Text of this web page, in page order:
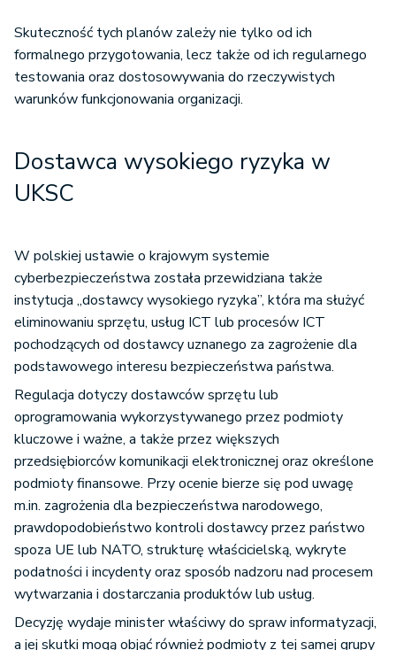
Skuteczność tych planów zależy nie tylko od ich
formalnego przygotowania, lecz także od ich regularnego
testowania oraz dostosowywania do rzeczywistych
warunków funkcjonowania organizacji.
Dostawca wysokiego ryzyka w
UKSC
W polskiej ustawie o krajowym systemie
cyberbezpieczeństwa została przewidziana także
instytucja „dostawcy wysokiego ryzyka”, która ma służyć
eliminowaniu sprzętu, usług ICT lub procesów ICT
pochodzących od dostawcy uznanego za zagrożenie dla
podstawowego interesu bezpieczeństwa państwa.
Regulacja dotyczy dostawców sprzętu lub
oprogramowania wykorzystywanego przez podmioty
kluczowe i ważne, a także przez większych
przedsiębiorców komunikacji elektronicznej oraz określone
podmioty finansowe. Przy ocenie bierze się pod uwagę
m.in. zagrożenia dla bezpieczeństwa narodowego,
prawdopodobieństwo kontroli dostawcy przez państwo
spoza UE lub NATO, strukturę właścicielską, wykryte
podatności i incydenty oraz sposób nadzoru nad procesem
wytwarzania i dostarczania produktów lub usług.
Decyzję wydaje minister właściwy do spraw informatyzacji,
a jej skutki mogą objąć również podmioty z tej samej grupy